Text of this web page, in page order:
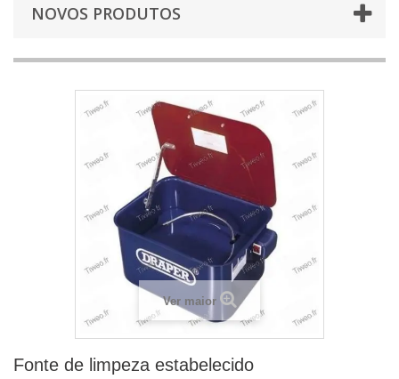
NOVOS PRODUTOS
Ver maior
Fonte de limpeza estabelecido